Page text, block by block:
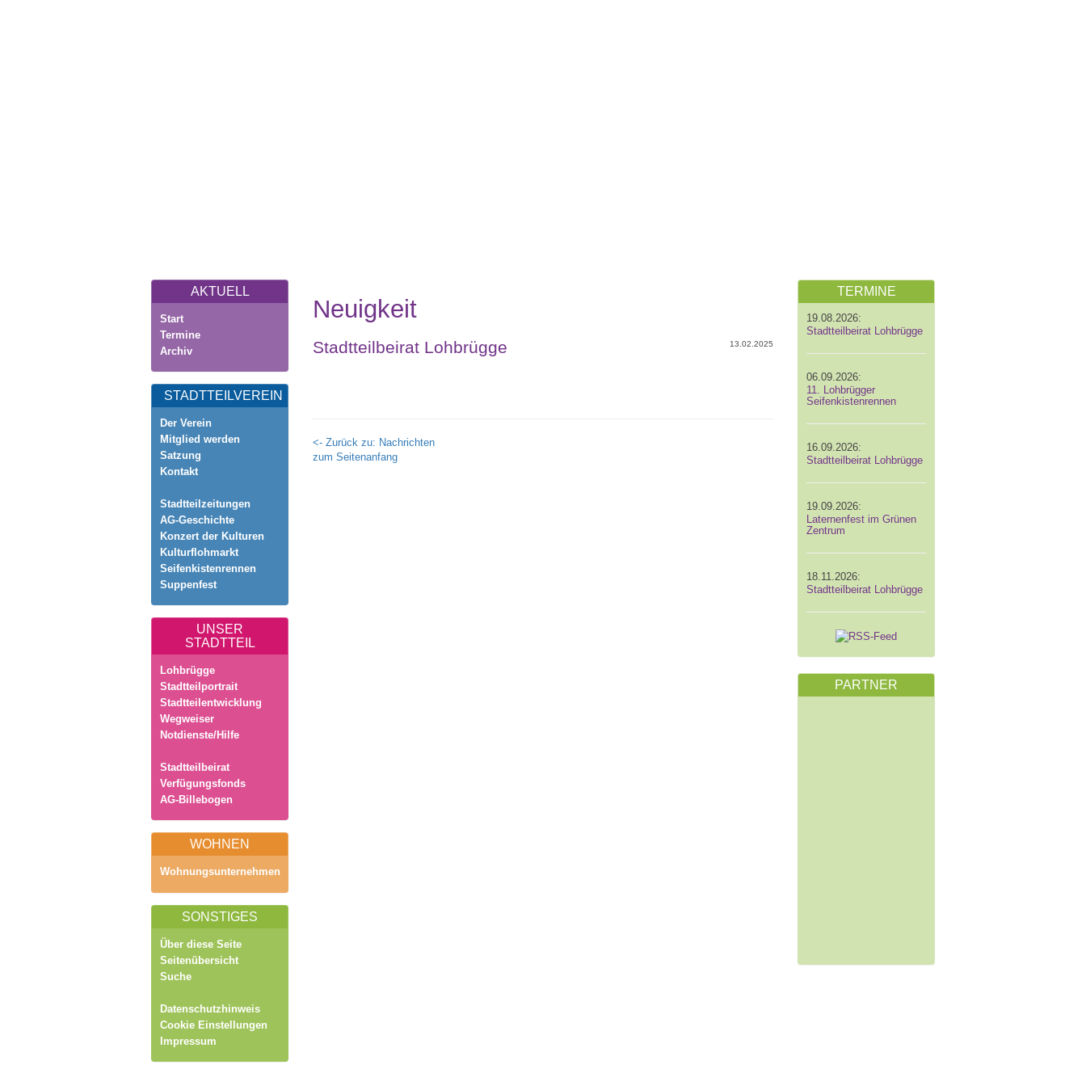
AKTUELL
Start
Termine
Archiv
STADTTEILVEREIN
Der Verein
Mitglied werden
Satzung
Kontakt
Stadtteilzeitungen
AG-Geschichte
Konzert der Kulturen
Kulturflohmarkt
Seifenkistenrennen
Suppenfest
UNSER
STADTTEIL
Lohbrügge
Stadtteilportrait
Stadtteilentwicklung
Wegweiser
Notdienste/Hilfe
Stadtteilbeirat
Verfügungsfonds
AG-Billebogen
WOHNEN
Wohnungsunternehmen
SONSTIGES
Über diese Seite
Seitenübersicht
Suche
Datenschutzhinweis
Cookie Einstellungen
Impressum
Neuigkeit
13.02.2025
Stadtteilbeirat Lohbrügge
<- Zurück zu: Nachrichten
zum Seitenanfang
TERMINE
19.08.2026:
Stadtteilbeirat Lohbrügge
06.09.2026:
11. Lohbrügger
Seifenkistenrennen
16.09.2026:
Stadtteilbeirat Lohbrügge
19.09.2026:
Laternenfest im Grünen
Zentrum
18.11.2026:
Stadtteilbeirat Lohbrügge
PARTNER